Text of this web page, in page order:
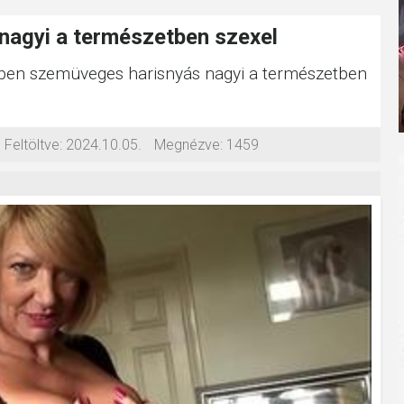
a természetben szexel
szemüveges harisnyás nagyi a természetben
Feltöltve: 2024.10.05. Megnézve: 1459